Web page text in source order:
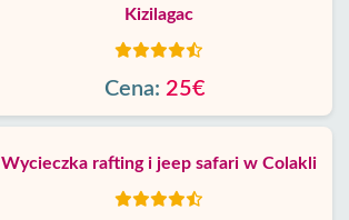
Kizilagac
Cena: 25€
Wycieczka rafting i jeep safari w Colakli